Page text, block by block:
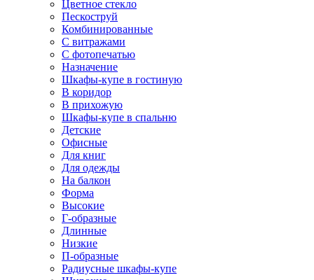
Цветное стекло
Пескоструй
Комбинированные
С витражами
С фотопечатью
Назначение
Шкафы-купе в гостиную
В коридор
В прихожую
Шкафы-купе в спальню
Детские
Офисные
Для книг
Для одежды
На балкон
Форма
Высокие
Г-образные
Длинные
Низкие
П-образные
Радиусные шкафы-купе